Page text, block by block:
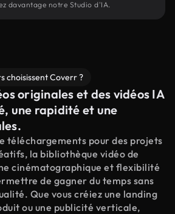
davantage notre Studio d'IA.
choisissent Coverr ?
originales et des vidéos IA
une rapidité et une
téléchargements pour des projets
la bibliothèque vidéo de
cinématographique et flexibilité
de gagner du temps sans
Que vous créiez une landing
ou une publicité verticale,